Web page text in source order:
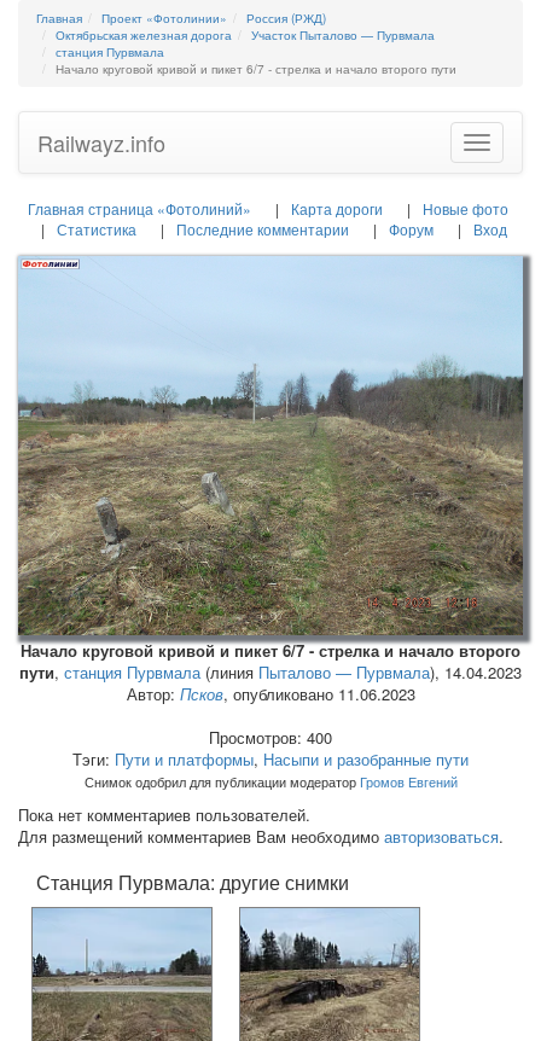
Главная Проект «Фотолинии»
Россия (РЖД)
Октябрьская железная дорога
Участок Пыталово — Пурвмала
станция Пурвмала
Начало круговой кривой и пикет 6/7 - стрелка и начало второго пути
Toggle
Railwayz.info
Главная страница «Фотолиний» Карта дороги
Новые фото
Статистика
Последние комментарии Форум Вход
Начало круговой кривой и пикет 6/7 - стрелка и начало второго
пути, станция Пурвмала (линия Пыталово — Пурвмала), 14.04.2023
Автор: Псков, опубликовано 11.06.2023
Просмотров: 400
Тэги: Пути и платформы, Насыпи и разобранные пути
Снимок одобрил для публикации модератор Громов Евгений
Пока нет комментариев пользователей.
Для размещений комментариев Вам необходимо авторизоваться.
Станция Пурвмала: другие снимки